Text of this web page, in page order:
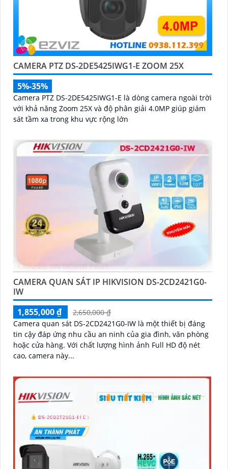
CAMERA PTZ DS-2DE5425IWG1-E ZOOM 25X
5%-35%
Camera PTZ DS-2DE5425IWG1-E là dòng camera ngoài trời
với khả năng Zoom 25X và độ phân giải 4.0MP giúp giám
sát tầm xa trong khu vực rộng lớn
CAMERA QUAN SÁT IP HIKVISION DS-2CD2421G0-
IW
1,855,000 ₫
2,650,000 ₫
Camera quan sát DS-2CD2421G0-IW là một thiết bị đáng
tin cậy đáp ứng nhu cầu an ninh của gia đình, văn phòng
hoặc cửa hàng. Với chất lượng hình ảnh Full HD độ nét
cao, camera này...